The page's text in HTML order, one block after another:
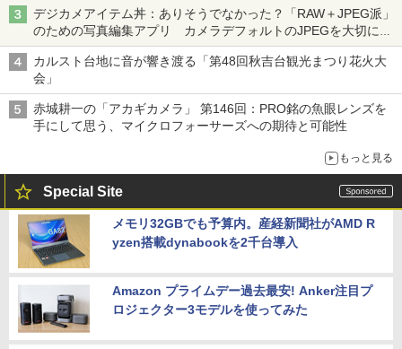
デジカメアイテム丼：ありそうでなかった？「RAW＋JPEG派」
のための写真編集アプリ カメラデフォルトのJPEGを大切にす
る「Filmator」
カルスト台地に音が響き渡る「第48回秋吉台観光まつり花火大
会」
赤城耕一の「アカギカメラ」 第146回：PRO銘の魚眼レンズを
手にして思う、マイクロフォーサーズへの期待と可能性
もっと見る
Special Site
メモリ32GBでも予算内。産経新聞社がAMD R
yzen搭載dynabookを2千台導入
Amazon プライムデー過去最安! Anker注目プ
ロジェクター3モデルを使ってみた